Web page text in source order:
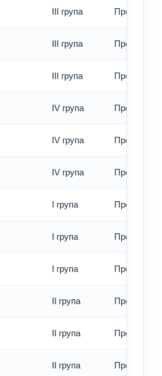
III група Превод -
III група Превод -
III група Превод -
IV група Превод -
IV група Превод -
IV група Превод -
I група Превод -
I група Превод -
I група Превод -
II група Превод -
II група Превод -
II група Превод -